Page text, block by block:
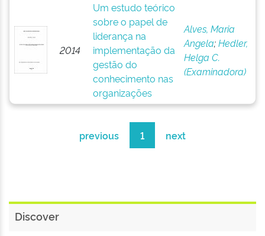
2014
Um estudo teórico
sobre o papel de
liderança na
implementação da
gestão do
conhecimento nas
organizações
Alves, Maria
Angela;Hedler,
Helga C.
(Examinadora)
previous 1 next
Discover